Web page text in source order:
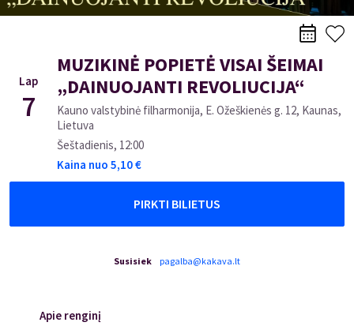
Lap
7
MUZIKINĖ POPIETĖ VISAI ŠEIMAI
„DAINUOJANTI REVOLIUCIJA“
Kauno valstybinė filharmonija, E. Ožeškienės g. 12, Kaunas,
Lietuva
Šeštadienis, 12:00
Kaina nuo 5,10€
PIRKTI BILIETUS
Susisiek pagalba@kakava.lt
Apie renginį